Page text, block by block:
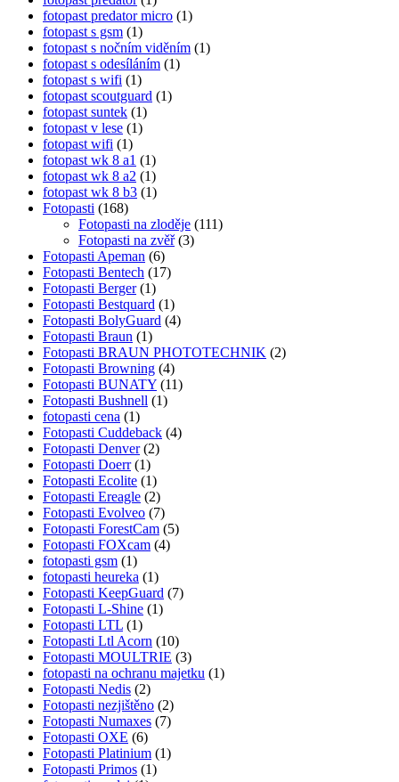
fotopast predator micro (1)
fotopast s gsm (1)
fotopast s nočním viděním (1)
fotopast s odesíláním (1)
fotopast s wifi (1)
fotopast scoutguard (1)
fotopast suntek (1)
fotopast v lese (1)
fotopast wifi (1)
fotopast wk 8 a1 (1)
fotopast wk 8 a2 (1)
fotopast wk 8 b3 (1)
Fotopasti (168)
Fotopasti na zloděje (111)
Fotopasti na zvěř(3)
Fotopasti Apeman (6)
Fotopasti Bentech (17)
Fotopasti Berger(1)
Fotopasti Bestquard (1)
Fotopasti BolyGuard (4)
Fotopasti Braun (1)
Fotopasti BRAUN PHOTOTECHNIK (2)
Fotopasti Browning (4)
Fotopasti BUNATY (11)
Fotopasti Bushnell (1)
fotopasti cena (1)
Fotopasti Cuddeback (4)
Fotopasti Denver(2)
Fotopasti Doerr(1)
Fotopasti Ecolite (1)
Fotopasti Ereagle (2)
Fotopasti Evolveo (7)
Fotopasti ForestCam (5)
Fotopasti FOXcam (4)
fotopasti gsm (1)
fotopasti heureka (1)
Fotopasti KeepGuard (7)
Fotopasti L-Shine (1)
Fotopasti LTL (1)
Fotopasti Ltl Acorn (10)
Fotopasti MOULTRIE (3)
fotopasti na ochranu majetku (1)
Fotopasti Nedis (2)
Fotopasti nezjištěno (2)
Fotopasti Numaxes (7)
Fotopasti OXE (6)
Fotopasti Platinium (1)
Fotopasti Primos (1)